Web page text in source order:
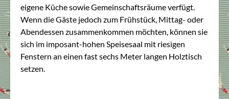
eigene Küche sowie Gemeinschaftsräume verfügt.
Wenn die Gäste jedoch zum Frühstück, Mittag- oder
Abendessen zusammenkommen möchten, können sie
sich im imposant-hohen Speisesaal mit riesigen
Fenstern an einen fast sechs Meter langen Holztisch
setzen.